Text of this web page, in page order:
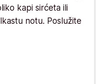
kapi sirćeta ili
notu. Poslužite